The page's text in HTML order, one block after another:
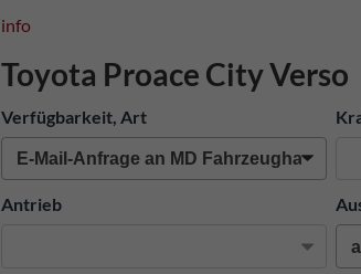
info
Toyota Proace City Verso
Verfügbarkeit, Art
Antrieb